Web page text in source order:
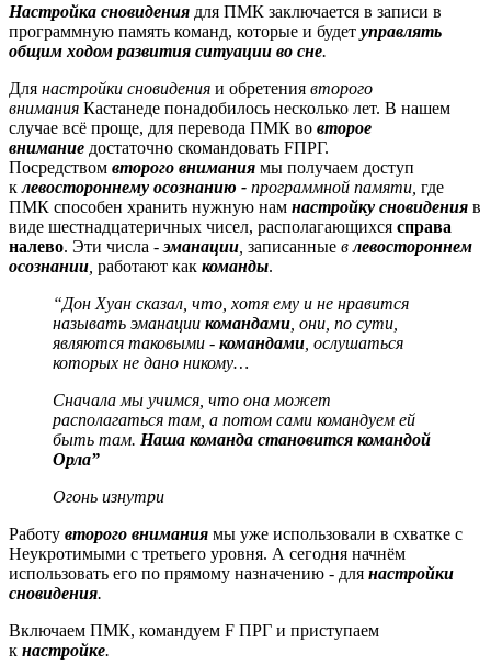
Настройка сновидения для ПМК заключается в записи в
программную память команд, которые и будет управлять
общим ходом развития ситуации во сне.
Для настройки сновидения и обретения второго
внимания Кастанеде понадобилось несколько лет. В нашем
случае всё проще, для перевода ПМК во второе
внимание достаточно скомандовать FПРГ.
Посредством второго внимания мы получаем доступ
клевостороннему осознанию - программной памяти, где
ПМК способен хранить нужную нам настройку сновидения в
виде шестнадцатеричных чисел, располагающихся справа
налево. Эти числа -эманации записанные влевостороннем
осознании работают как команды.
“Дон Хуан сказал, что, хотя ему и не нравится
называть эманации командами , они, по сути,
являются таковыми - командами , ослушаться
которых не дано никому…
Сначала мы учимся, что она может
располагаться там, а потом сами командуем ей
быть там. Наша команда становится командой
Орла”
Огонь изнутри
Работу второго внимания мы уже использовали в схватке с
Неукротимыми с третьего уровня. А сегодня начнём
использовать его по прямому назначению - для настройки
сновидения.
Включаем ПМК, командуем F ПРГ и приступаем
к настройке.